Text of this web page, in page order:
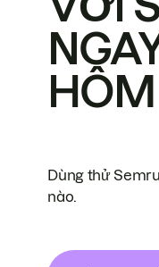
Dùng thử
nào.